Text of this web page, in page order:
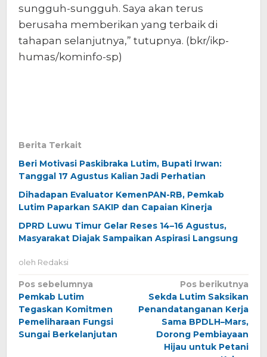
sungguh-sungguh. Saya akan terus
berusaha memberikan yang terbaik di
tahapan selanjutnya,” tutupnya. (bkr/ikp-
humas/kominfo-sp)
Berita Terkait
Beri Motivasi Paskibraka Lutim, Bupati Irwan:
Tanggal 17 Agustus Kalian Jadi Perhatian
Dihadapan Evaluator KemenPAN-RB, Pemkab
Lutim Paparkan SAKIP dan Capaian Kinerja
DPRD Luwu Timur Gelar Reses 14–16 Agustus,
Masyarakat Diajak Sampaikan Aspirasi Langsung
oleh Redaksi
Navigasi
pos
Pos sebelumnya
Pemkab Lutim
Tegaskan Komitmen
Pemeliharaan Fungsi
Sungai Berkelanjutan
Pos berikutnya
Sekda Lutim Saksikan
Penandatanganan Kerja
Sama BPDLH–Mars,
Dorong Pembiayaan
Hijau untuk Petani